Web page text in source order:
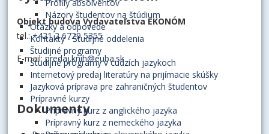
Profily absolventov
Názory študentov na štúdium
Otázky a odpovede
Kontakty - Študijné oddelenia
Študijné programy
Študijné programy v cudzích jazykoch
Internetový predaj literatúry na prijímacie skúšky
Jazyková príprava pre zahraničných študentov
Prípravné kurzy
Prípravný kurz z anglického jazyka
Prípravný kurz z nemeckého jazyka
Objekt budova Vydavateľstva EKONÓM
tel.:+421 2 6729 5355
E-mail:predaj.knih@euba.sk
Dokumenty